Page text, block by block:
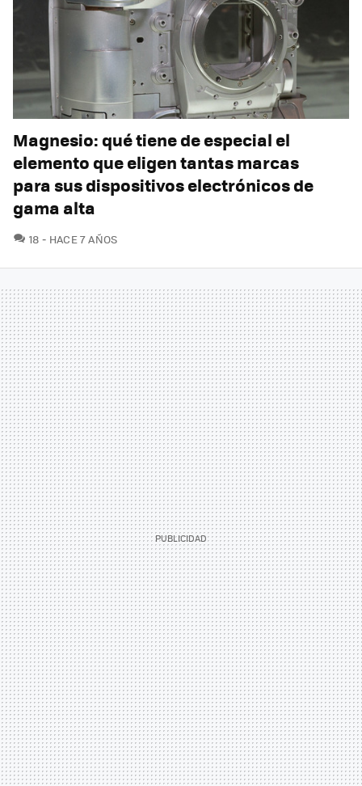
Magnesio: qué tiene de especial el
elemento que eligen tantas marcas
para sus dispositivos electrónicos de
gama alta
18 COMENTARIOS
HACE 7 AÑOS